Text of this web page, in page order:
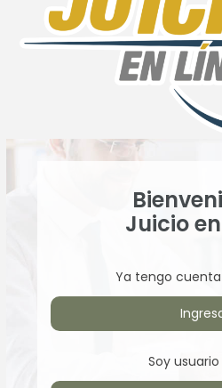
Juicio
Ya tengo
Soy